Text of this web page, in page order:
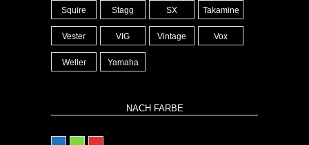
Squire Stagg SX Takamine
Vester VIG Vintage Vox
Weller Yamaha
NACH FARBE